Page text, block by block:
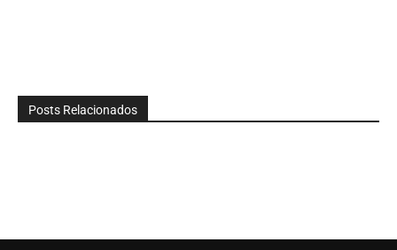
Posts Relacionados